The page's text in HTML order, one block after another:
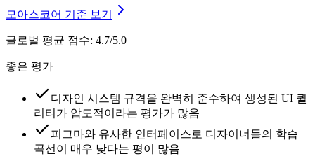
모아스코어 기준 보기
글로벌 평균 점수: 4.7/5.0
좋은 평가
디자인 시스템 규격을 완벽히 준수하여 생성된 UI 퀄
리티가 압도적이라는 평가가 많음
피그마와 유사한 인터페이스로 디자이너들의 학습
곡선이 매우 낮다는 평이 많음